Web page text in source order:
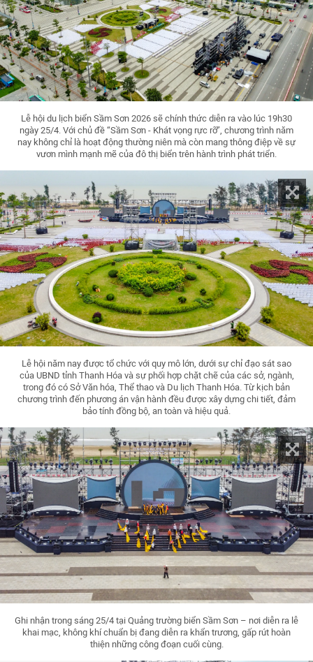
Lễ hội du lịch biển Sầm Sơn 2026 sẽ chính thức diễn ra vào lúc 19h30
ngày 25/4. Với chủ đề “Sầm Sơn - Khát vọng rực rỡ”, chương trình năm
nay không chỉ là hoạt động thường niên mà còn mang thông điệp về sự
vươn mình mạnh mẽ của đô thị biển trên hành trình phát triển.
Lễ hội năm nay được tổ chức với quy mô lớn, dưới sự chỉ đạo sát sao
của UBND tỉnh Thanh Hóa và sự phối hợp chặt chẽ của các sở, ngành,
trong đó có Sở Văn hóa, Thể thao và Du lịch Thanh Hóa. Từ kịch bản
chương trình đến phương án vận hành đều được xây dựng chi tiết, đảm
bảo tính đồng bộ, an toàn và hiệu quả.
Ghi nhận trong sáng 25/4 tại Quảng trường biển Sầm Sơn – nơi diễn ra lễ
khai mạc, không khí chuẩn bị đang diễn ra khẩn trương, gấp rút hoàn
thiện những công đoạn cuối cùng.